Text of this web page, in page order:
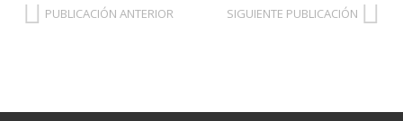
PUBLICACIÓN ANTERIOR SIGUIENTE PUBLICACIÓN